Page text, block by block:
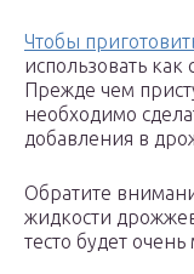
Чтобы
использовать
Прежде чем
необходимо
добавления в
Обратите
жидкости
тесто будет